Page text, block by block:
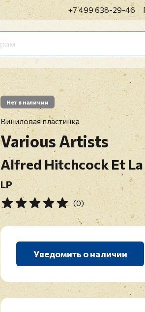
+7 499 638-29-46
Нет в наличии
Виниловая пластинка
Various Artists
Alfred Hitchcock Et
LP
(0)
Уведомить о наличии